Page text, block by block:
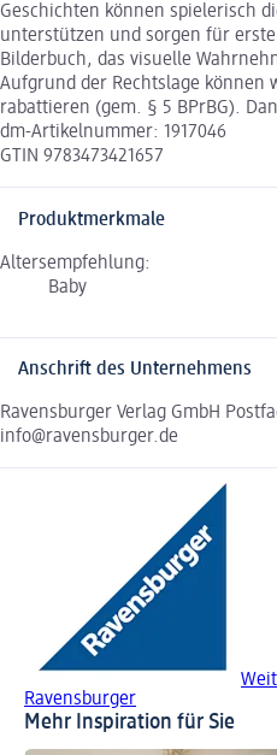
Geschichten können spielerisch
unterstützen und sorgen für
Bilderbuch, das visuelle
Aufgrund der Rechtslage können
rabattieren (gem. § 5 BPrBG).
dm-Artikelnummer: 1917046
GTIN 9783473421657
Produktmerkmale
Altersempfehlung:
Baby
Anschrift des Unternehmens
Ravensburger Verlag GmbH
info@ravensburger.de
Ravensburger
Mehr Inspiration für Sie